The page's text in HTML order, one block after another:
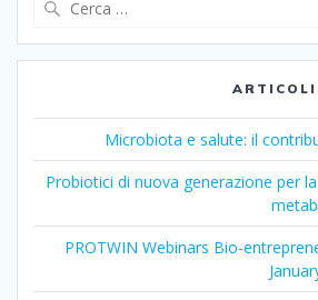
Microbiota e salute: il
Probiotici di nuova generazione per
PROTWIN Webinars Bio-